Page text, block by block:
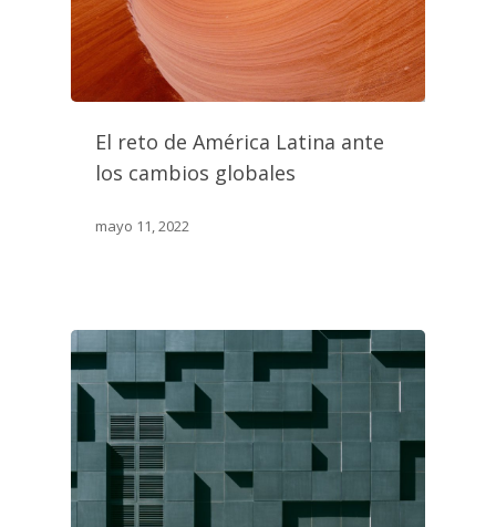
El reto de América Latina ante
los cambios globales
mayo 11, 2022